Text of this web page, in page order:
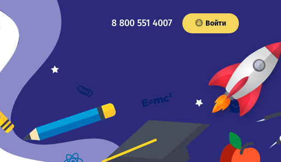
8 800 551 4007 Войти